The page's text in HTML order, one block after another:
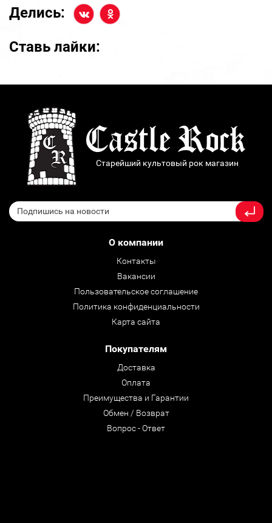
Делись:
Ставь лайки:
Старейший культовый рок магазин
О компании
Контакты
Вакансии
Пользовательское соглашение
Политика конфиденциальности
Карта сайта
Покупателям
Доставка
Оплата
Преимущества и Гарантии
Обмен / Возврат
Вопрос - Ответ